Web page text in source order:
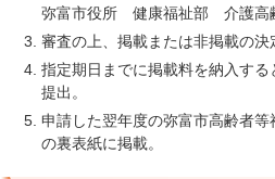
弥富市役所 健康福祉部 介護高
審査の上、掲載または非掲載の決
指定期日までに掲載料を納入す
提出。
申請した翌年度の弥富市高齢者
の裏表紙に掲載。